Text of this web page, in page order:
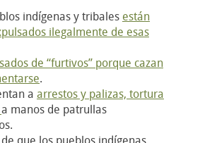
indígenas y tribales están
ilegalmente de esas
de “furtivos” porque cazan
.
a arrestos y palizas, tortura
a manos de patrullas
de que los pueblos indígenas